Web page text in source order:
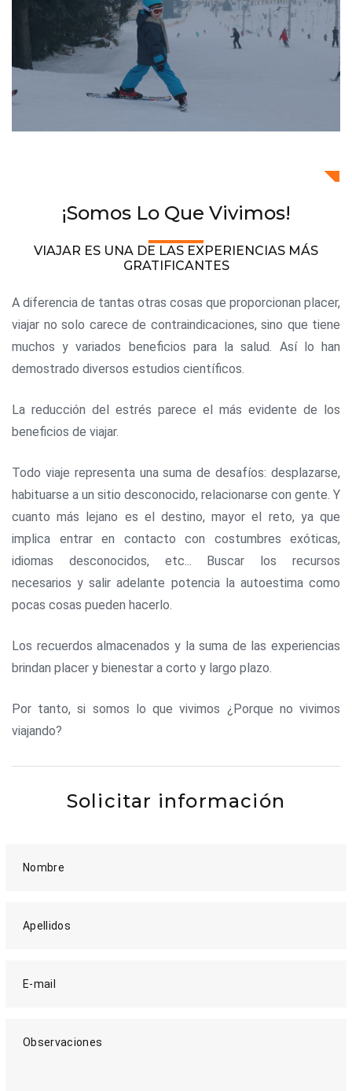
¡Somos Lo Que Vivimos!
VIAJAR ES UNA DE LAS EXPERIENCIAS MÁS
GRATIFICANTES
A diferencia de tantas otras cosas que proporcionan placer,
viajar no solo carece de contraindicaciones, sino que tiene
muchos y variados beneficios para la salud. Así lo han
demostrado diversos estudios científicos.
La reducción del estrés parece el más evidente de los
beneficios de viajar.
Todo viaje representa una suma de desafíos: desplazarse,
habituarse a un sitio desconocido, relacionarse con gente. Y
cuanto más lejano es el destino, mayor el reto, ya que
implica entrar en contacto con costumbres exóticas,
idiomas desconocidos, etc... Buscar los recursos
necesarios y salir adelante potencia la autoestima como
pocas cosas pueden hacerlo.
Los recuerdos almacenados y la suma de las experiencias
brindan placer y bienestar a corto y largo plazo.
Por tanto, si somos lo que vivimos ¿Porque no vivimos
viajando?
Solicitar información
Nombre
Apellidos
E-mail
Observaciones